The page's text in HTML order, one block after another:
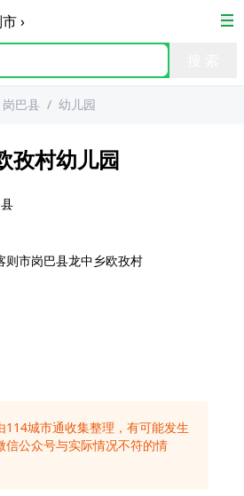
›
岗巴县 / 幼儿园
孜村幼儿园
则市岗巴县龙中乡欧孜村
114城市通收集整理，有可能发生
信公众号与实际情况不符的情